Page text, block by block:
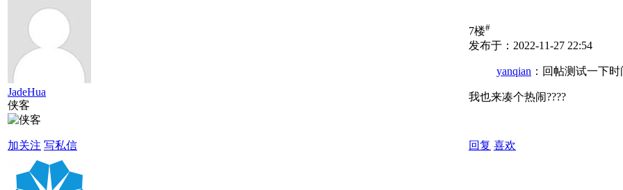
JadeHua
侠客
加关注 写私信
7楼#
发布于：2022-11-27 22:54
yanqian ：回帖测试一下时
我也来凑个热闹????
回复 喜欢